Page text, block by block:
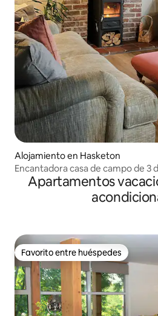
Alojamiento en Hasketon
Encantadora casa de campo de 3
de Woodbridge
Apartamentos
Favorito entre huéspedes
Favorito entre huéspedes